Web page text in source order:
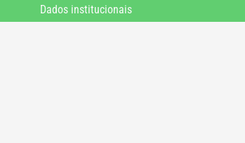
Dados institucionais